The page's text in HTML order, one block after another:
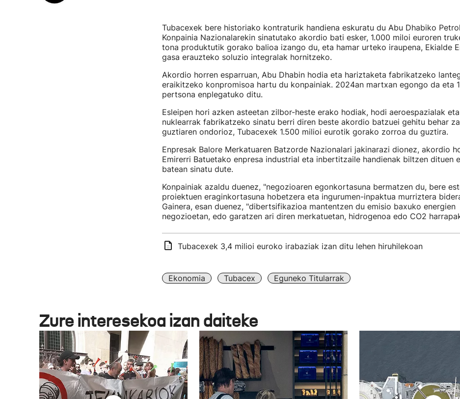
Tubacexek bere historiako kontraturik handiena eskuratu du Abu Dhabiko
Konpainia Nazionalarekin sinatutako akordio bati esker, 1.000 miloi euroren
tona produktutik gorako balioa izango du, eta hamar urteko iraupena, Ekialde
gasa erauzteko soluzio integralak hornitzeko.
Akordio horren esparruan, Abu Dhabin hodia eta hariztaketa fabrikatzeko
eraikitzeko konpromisoa hartu du konpainiak. 2024an martxan egongo da eta
pertsona enplegatuko ditu.
Esleipen hori azken asteetan zilbor-heste erako hodiak, hodi aeroespazialak eta
nuklearrak fabrikatzeko sinatu berri diren beste akordio batzuei gehitu behar
guztiaren ondorioz, Tubacexek 1.500 milioi eurotik gorako zorroa du guztira.
Enpresak Balore Merkatuaren Batzorde Nazionalari jakinarazi dionez, akordio
Emirerri Batuetako enpresa industrial eta inbertitzaile handienak biltzen dituen
batean sinatu dute.
Konpainiak azaldu duenez, "negozioaren egonkortasuna bermatzen du, bere
proiektuen eraginkortasuna hobetzera eta ingurumen-inpaktua murriztera
Gainera, esan duenez, "dibertsifikazioa mantentzen du emisio baxuko energien
negozioetan, edo garatzen ari diren merkatuetan, hidrogenoa edo CO2
Tubacexek 3,4 milioi euroko irabaziak izan ditu lehen hiruhilekoan
Ekonomia Tubacex Eguneko Titularrak
Zure interesekoa izan daiteke